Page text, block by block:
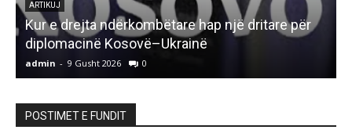
ARTIKUJ
Kur e drejta ndërkombëtare hap një dritare për
diplomacinë Kosovë–Ukrainë
admin - 9 Gusht 2026 0
POSTIMET E FUNDIT